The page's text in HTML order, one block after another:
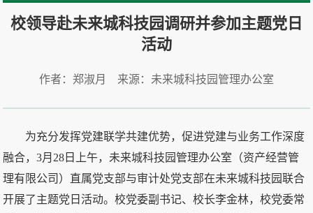
校领导赴未来城科技园调研并参加主题党日
活动
作者：郑淑月 来源：未来城科技园管理办公室
为充分发挥党建联学共建优势，促进党建与业务工作深度
融合，3月28日上午，未来城科技园管理办公室（资产经营管
理有限公司）直属党支部与审计处党支部在未来城科技园联合
开展了主题党日活动。校党委副书记、校长李金林，校党委常